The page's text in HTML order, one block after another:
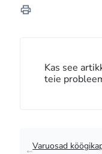
Kas see
teie
Varuosad